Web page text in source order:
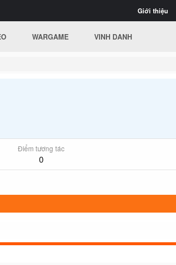
Giới thiệu
WARGAME VINH DANH
Điểm tương tác
0